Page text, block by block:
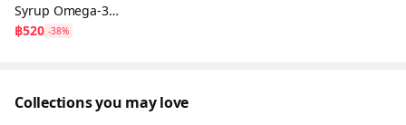
Syrup Omega-3
DHA+EPA เบน ไซรัป น้ำมัน
฿520 -38%
Collections you may love